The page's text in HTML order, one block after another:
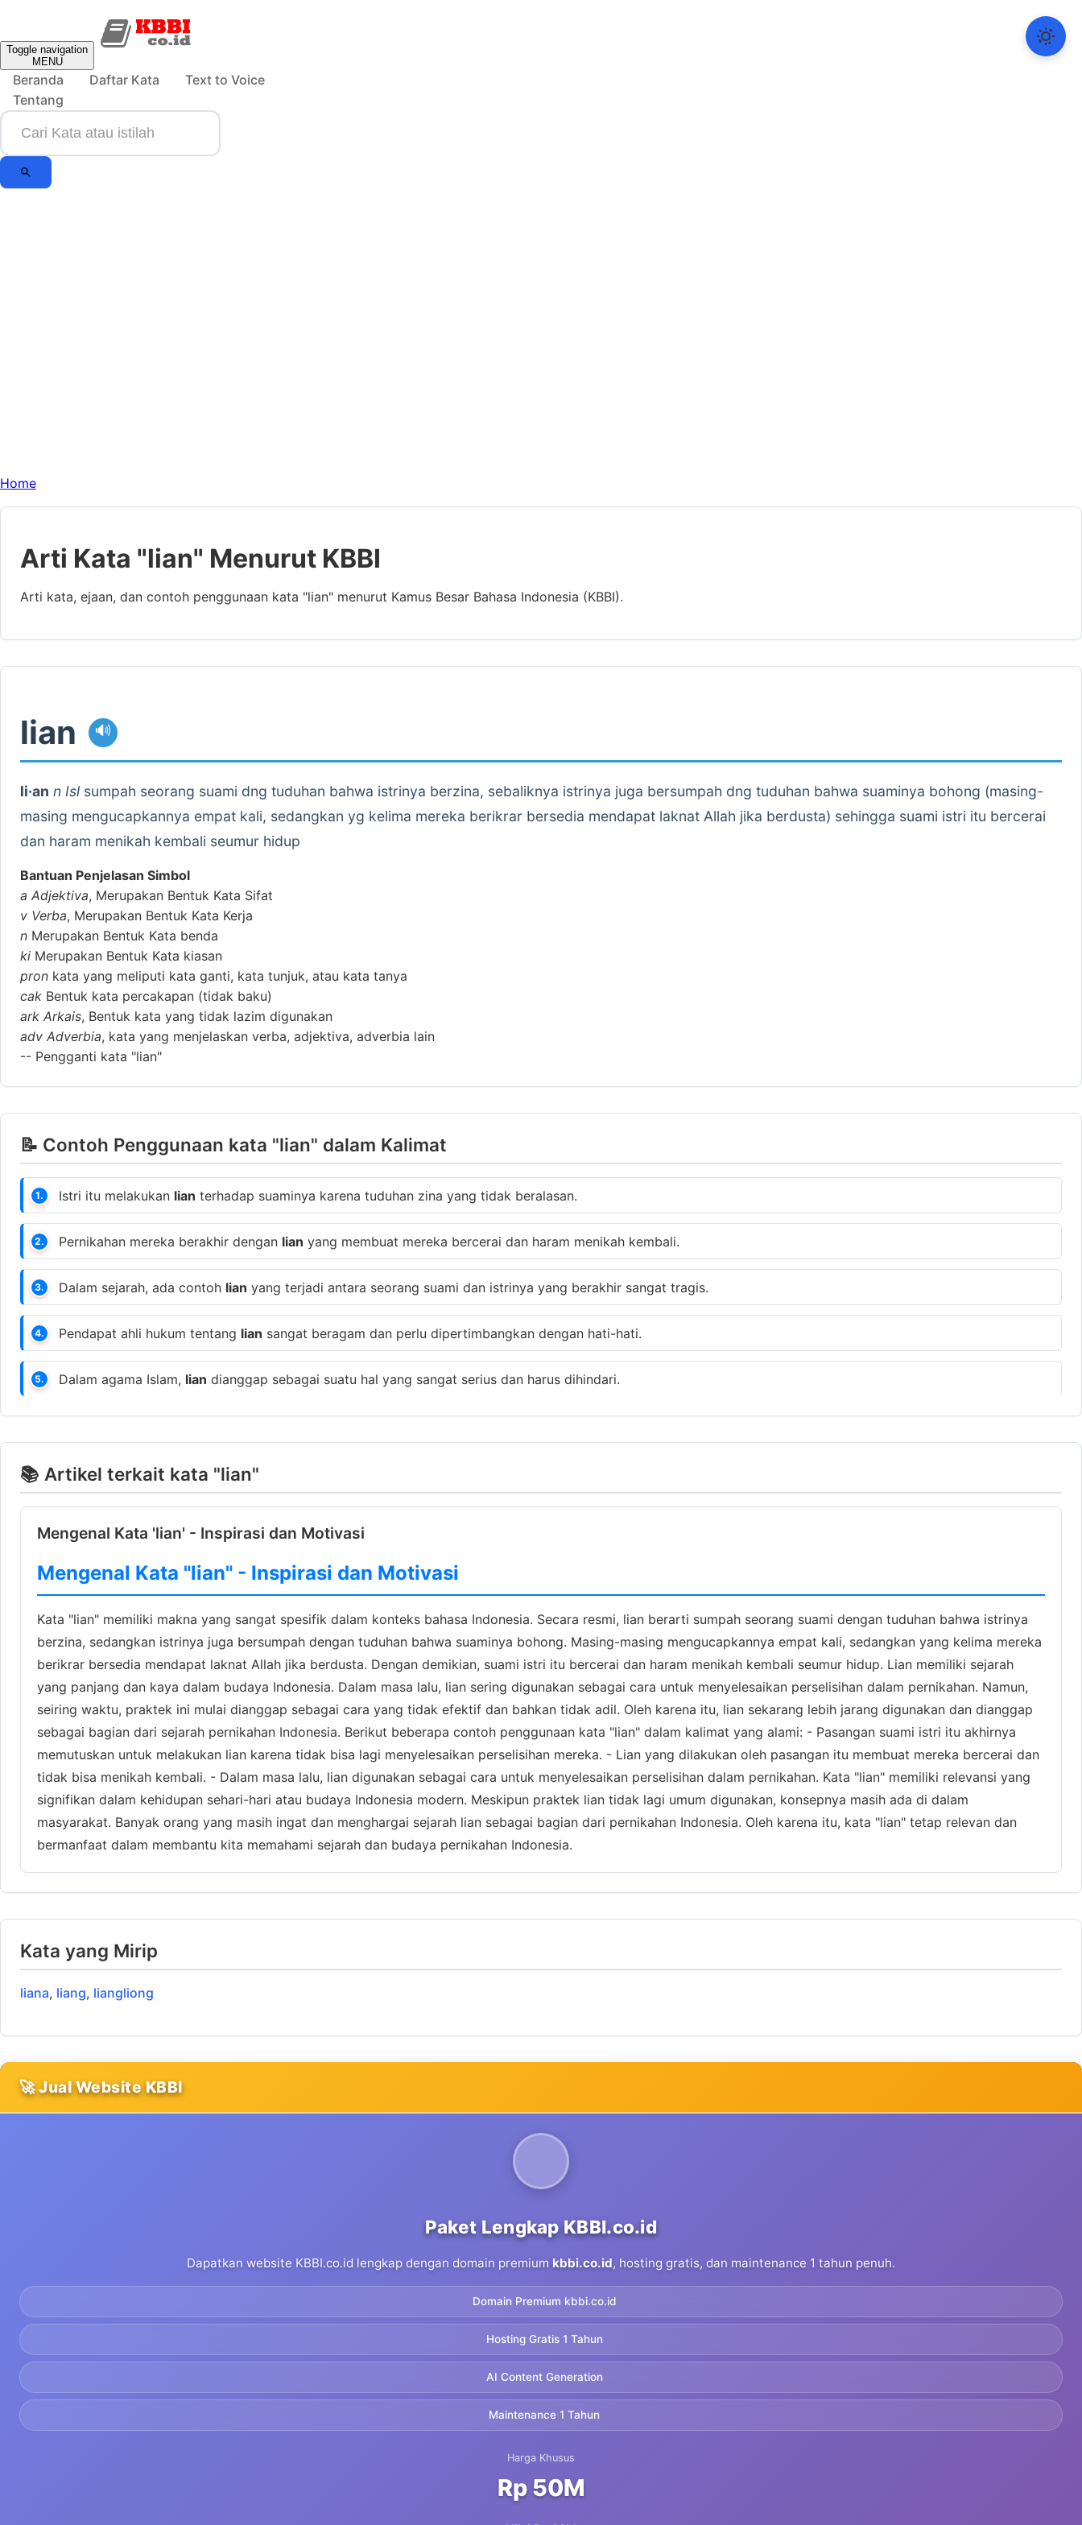
Toggle navigation
MENU
Beranda Daftar Kata
Text to Voice
Tentang
Home
Arti Kata "lian" Menurut KBBI
Arti kata, ejaan, dan contoh penggunaan kata "lian" menurut Kamus Besar Bahasa Indonesia (KBBI).
lian 🔊
li·an n Isl sumpah seorang suami dng tuduhan bahwa istrinya berzina, sebaliknya istrinya juga bersumpah dng tuduhan bahwa suaminya bohong (masing-
masing mengucapkannya empat kali, sedangkan yg kelima mereka berikrar bersedia mendapat laknat Allah jika berdusta) sehingga suami istri itu bercerai
dan haram menikah kembali seumur hidup
Bantuan Penjelasan Simbol
a Adjektiva, Merupakan Bentuk Kata Sifat
v Verba, Merupakan Bentuk Kata Kerja
n Merupakan Bentuk Kata benda
ki Merupakan Bentuk Kata kiasan
pron kata yang meliputi kata ganti, kata tunjuk, atau kata tanya
cak Bentuk kata percakapan (tidak baku)
ark Arkais, Bentuk kata yang tidak lazim digunakan
adv Adverbia, kata yang menjelaskan verba, adjektiva, adverbia lain
-- Pengganti kata "lian"
📝 Contoh Penggunaan kata "lian" dalam Kalimat
1. Istri itu melakukan lian terhadap suaminya karena tuduhan zina yang tidak beralasan.
2. Pernikahan mereka berakhir dengan lian yang membuat mereka bercerai dan haram menikah kembali.
3. Dalam sejarah, ada contoh lian yang terjadi antara seorang suami dan istrinya yang berakhir sangat tragis.
4. Pendapat ahli hukum tentang lian sangat beragam dan perlu dipertimbangkan dengan hati-hati.
5. Dalam agama Islam, lian dianggap sebagai suatu hal yang sangat serius dan harus dihindari.
📚 Artikel terkait kata "lian"
Mengenal Kata 'lian' - Inspirasi dan Motivasi
Mengenal Kata "lian" - Inspirasi dan Motivasi
Kata "lian" memiliki makna yang sangat spesifik dalam konteks bahasa Indonesia. Secara resmi, lian berarti sumpah seorang suami dengan tuduhan bahwa istrinya
berzina, sedangkan istrinya juga bersumpah dengan tuduhan bahwa suaminya bohong. Masing-masing mengucapkannya empat kali, sedangkan yang kelima mereka
berikrar bersedia mendapat laknat Allah jika berdusta. Dengan demikian, suami istri itu bercerai dan haram menikah kembali seumur hidup. Lian memiliki sejarah
yang panjang dan kaya dalam budaya Indonesia. Dalam masa lalu, lian sering digunakan sebagai cara untuk menyelesaikan perselisihan dalam pernikahan. Namun,
seiring waktu, praktek ini mulai dianggap sebagai cara yang tidak efektif dan bahkan tidak adil. Oleh karena itu, lian sekarang lebih jarang digunakan dan dianggap
sebagai bagian dari sejarah pernikahan Indonesia. Berikut beberapa contoh penggunaan kata "lian" dalam kalimat yang alami: - Pasangan suami istri itu akhirnya
memutuskan untuk melakukan lian karena tidak bisa lagi menyelesaikan perselisihan mereka. - Lian yang dilakukan oleh pasangan itu membuat mereka bercerai dan
tidak bisa menikah kembali. - Dalam masa lalu, lian digunakan sebagai cara untuk menyelesaikan perselisihan dalam pernikahan. Kata "lian" memiliki relevansi yang
signifikan dalam kehidupan sehari-hari atau budaya Indonesia modern. Meskipun praktek lian tidak lagi umum digunakan, konsepnya masih ada di dalam
masyarakat. Banyak orang yang masih ingat dan menghargai sejarah lian sebagai bagian dari pernikahan Indonesia. Oleh karena itu, kata "lian" tetap relevan dan
bermanfaat dalam membantu kita memahami sejarah dan budaya pernikahan Indonesia.
Kata yang Mirip
liana, liang, liangliong
🚀 Jual Website KBBI
Paket Lengkap KBBI.co.id
Dapatkan website KBBI.co.id lengkap dengan domain premium kbbi.co.id, hosting gratis, dan maintenance 1 tahun penuh.
Domain Premium kbbi.co.id
Hosting Gratis 1 Tahun
AI Content Generation
Maintenance 1 Tahun
Harga Khusus
Rp 50M